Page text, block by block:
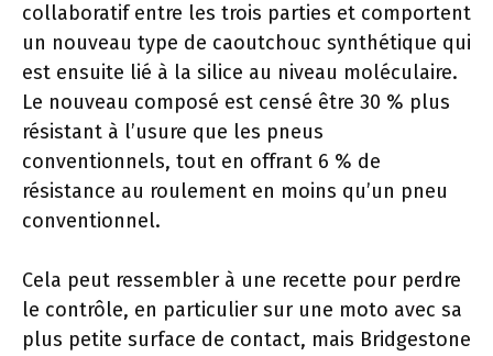
collaboratif entre les trois parties et comportent
un nouveau type de caoutchouc synthétique qui
est ensuite lié à la silice au niveau moléculaire.
Le nouveau composé est censé être 30 % plus
résistant à l’usure que les pneus
conventionnels, tout en offrant 6 % de
résistance au roulement en moins qu’un pneu
conventionnel.
Cela peut ressembler à une recette pour perdre
le contrôle, en particulier sur une moto avec sa
plus petite surface de contact, mais Bridgestone